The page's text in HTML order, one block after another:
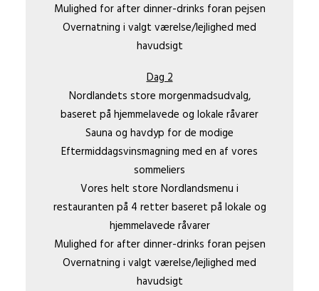
Mulighed for after dinner-drinks foran pejsen
Overnatning i valgt værelse/lejlighed med
havudsigt
Dag 2
Nordlandets store morgenmadsudvalg,
baseret på hjemmelavede og lokale råvarer
Sauna og havdyp for de modige
Eftermiddagsvinsmagning med en af vores
sommeliers
Vores helt store Nordlandsmenu i
restauranten på 4 retter baseret på lokale og
hjemmelavede råvarer
Mulighed for after dinner-drinks foran pejsen
Overnatning i valgt værelse/lejlighed med
havudsigt